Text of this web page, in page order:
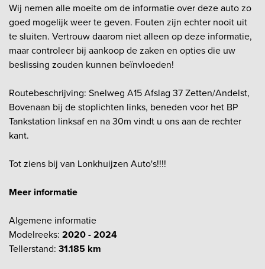
Wij nemen alle moeite om de informatie over deze auto zo
goed mogelijk weer te geven. Fouten zijn echter nooit uit
te sluiten. Vertrouw daarom niet alleen op deze informatie,
maar controleer bij aankoop de zaken en opties die uw
beslissing zouden kunnen beïnvloeden!
Routebeschrijving: Snelweg A15 Afslag 37 Zetten/Andelst,
Bovenaan bij de stoplichten links, beneden voor het BP
Tankstation linksaf en na 30m vindt u ons aan de rechter
kant.
Tot ziens bij van Lonkhuijzen Auto's!!!!
Meer informatie
Algemene informatie
Modelreeks: 2020 - 2024
Tellerstand: 31.185 km